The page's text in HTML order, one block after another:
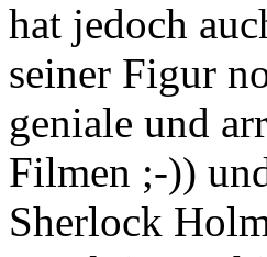
hat jedoch
seiner Figur
geniale und
Filmen ;-))
Sherlock